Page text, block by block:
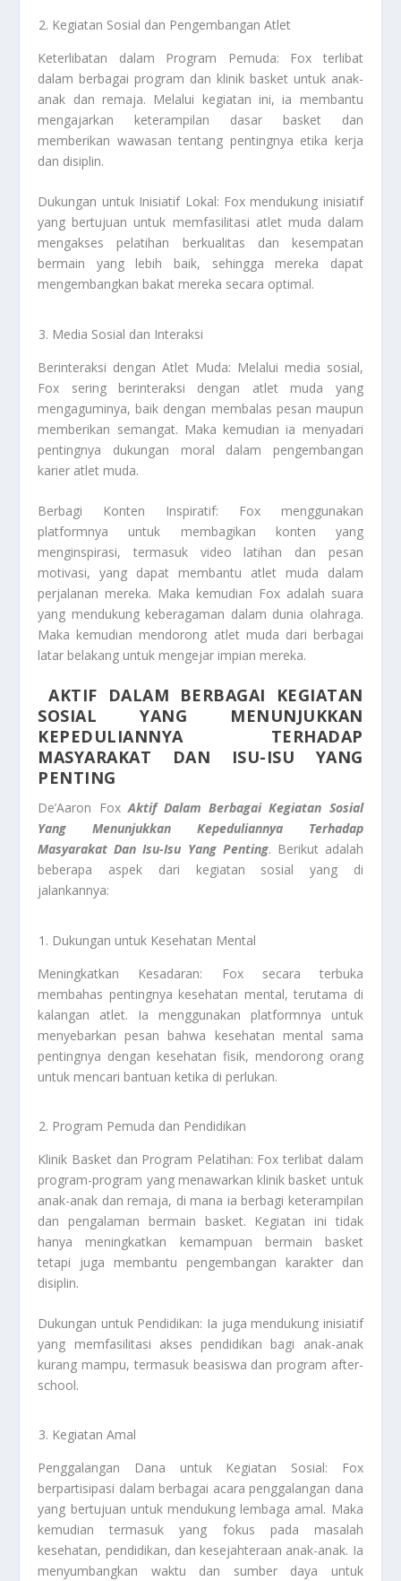
Kegiatan Sosial dan Pengembangan Atlet
Keterlibatan dalam Program Pemuda: Fox terlibat
dalam berbagai program dan klinik basket untuk anak-
anak dan remaja. Melalui kegiatan ini, ia membantu
mengajarkan keterampilan dasar basket dan
memberikan wawasan tentang pentingnya etika kerja
dan disiplin.
Dukungan untuk Inisiatif Lokal: Fox mendukung inisiatif
yang bertujuan untuk memfasilitasi atlet muda dalam
mengakses pelatihan berkualitas dan kesempatan
bermain yang lebih baik, sehingga mereka dapat
mengembangkan bakat mereka secara optimal.
Media Sosial dan Interaksi
Berinteraksi dengan Atlet Muda: Melalui media sosial,
Fox sering berinteraksi dengan atlet muda yang
mengaguminya, baik dengan membalas pesan maupun
memberikan semangat. Maka kemudian ia menyadari
pentingnya dukungan moral dalam pengembangan
karier atlet muda.
Berbagi Konten Inspiratif: Fox menggunakan
platformnya untuk membagikan konten yang
menginspirasi, termasuk video latihan dan pesan
motivasi, yang dapat membantu atlet muda dalam
perjalanan mereka. Maka kemudian Fox adalah suara
yang mendukung keberagaman dalam dunia olahraga.
Maka kemudian mendorong atlet muda dari berbagai
latar belakang untuk mengejar impian mereka.
AKTIF DALAM BERBAGAI KEGIATAN
SOSIAL YANG MENUNJUKKAN
KEPEDULIANNYA TERHADAP
MASYARAKAT DAN ISU-ISU YANG
PENTING
De’Aaron FoxAktif Dalam Berbagai Kegiatan Sosial
Yang Menunjukkan Kepeduliannya Terhadap
Masyarakat Dan Isu-Isu Yang Penting. Berikut adalah
beberapa aspek dari kegiatan sosial yang di
jalankannya:
Dukungan untuk Kesehatan Mental
Meningkatkan Kesadaran: Fox secara terbuka
membahas pentingnya kesehatan mental, terutama di
kalangan atlet. Ia menggunakan platformnya untuk
menyebarkan pesan bahwa kesehatan mental sama
pentingnya dengan kesehatan fisik, mendorong orang
untuk mencari bantuan ketika di perlukan.
Program Pemuda dan Pendidikan
Klinik Basket dan Program Pelatihan: Fox terlibat dalam
program-program yang menawarkan klinik basket untuk
anak-anak dan remaja, di mana ia berbagi keterampilan
dan pengalaman bermain basket. Kegiatan ini tidak
hanya meningkatkan kemampuan bermain basket
tetapi juga membantu pengembangan karakter dan
disiplin.
Dukungan untuk Pendidikan: Ia juga mendukung inisiatif
yang memfasilitasi akses pendidikan bagi anak-anak
kurang mampu, termasuk beasiswa dan program after-
school.
Kegiatan Amal
Penggalangan Dana untuk Kegiatan Sosial: Fox
berpartisipasi dalam berbagai acara penggalangan dana
yang bertujuan untuk mendukung lembaga amal. Maka
kemudian termasuk yang fokus pada masalah
kesehatan, pendidikan, dan kesejahteraan anak-anak. Ia
menyumbangkan waktu dan sumber daya untuk